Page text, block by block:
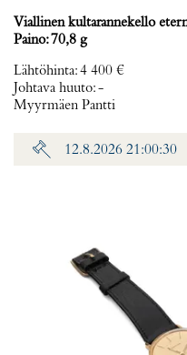
Viallinen kultarannekello
Paino: 70,8 g
Lähtöhinta:4 400 €
Johtava huuto:-
Myyrmäen Pantti
12.8.2026 21:00:30